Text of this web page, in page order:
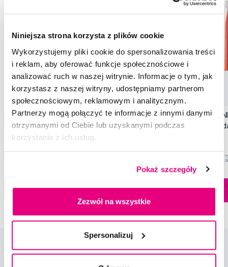
Niniejsza strona korzysta z plików cookie
Wykorzystujemy pliki cookie do spersonalizowania treści
i reklam, aby oferować funkcje społecznościowe i
analizować ruch w naszej witrynie. Informacje o tym, jak
korzystasz z naszej witryny, udostępniamy partnerom
społecznościowym, reklamowym i analitycznym.
Partnerzy mogą połączyć te informacje z innymi danymi
otrzymanymi od Ciebie lub uzyskanymi podczas
korzystania z ich usług.
Pokaż szczegóły
Zezwól na wszystkie
Spersonalizuj
Promocja
SWISSDENT EXTREME intensywna pasta
wybielająca, 100 ml
79,90 Zł
Do koszyka
Natychmiast w
1 sklepie
Promocja
SWISSDENT
zębów Soft (2+1 za
Do koszyka